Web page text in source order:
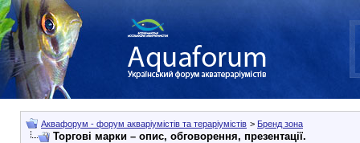
Аквафорум - форум акваріумістів та тераріумістів > Бренд зона
Торгові марки – опис, обговорення, презентації.